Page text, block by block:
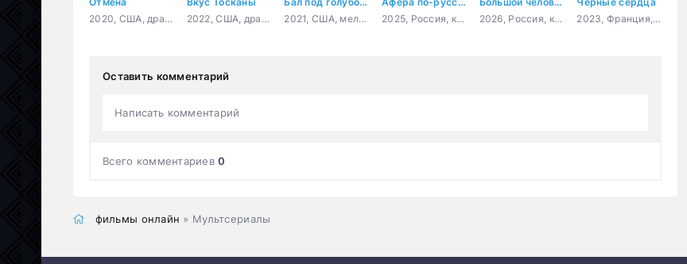
2020, США, драма
2022, США, драма, мелодрама, комедия
2021, США, мелодрама
2025, Россия, комедия, криминал, приключения
2026, Россия, комедия
2023, Франция, боевик, триллер, драма, приключения, военный
Оставить комментарий
Написать комментарий
Всего комментариев0
фильмы онлайн » Мультсериалы